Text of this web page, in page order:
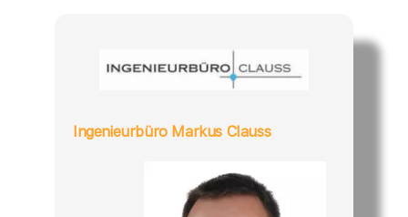
Ingenieurbüro Markus Clauss